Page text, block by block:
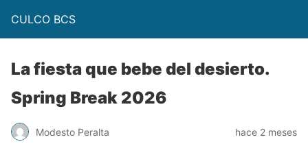
CULCO BCS
La fiesta que bebe del desierto.
Spring Break 2026
Modesto Peralta hace 2 meses